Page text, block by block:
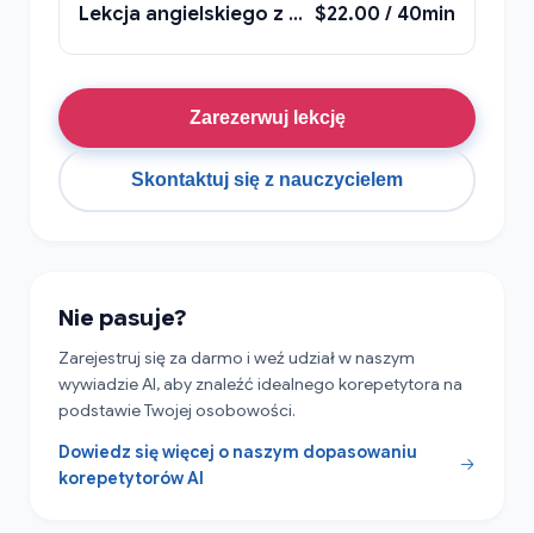
Lekcja angielskiego z Anną $22.00 / 40min
Zarezerwuj lekcję
Skontaktuj się z nauczycielem
Nie pasuje?
Zarejestruj się za darmo i weź udział w naszym
wywiadzie AI, aby znaleźć idealnego korepetytora na
podstawie Twojej osobowości.
Dowiedz się więcej o naszym dopasowaniu
korepetytorów AI